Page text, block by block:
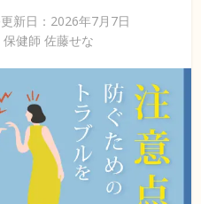
新日：2026年7月7日
保健師 佐藤せな